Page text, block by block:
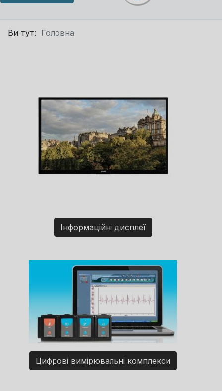
Ви тут: Головна
Інформаційні дисплеї
Цифрові вимірювальні комплекси